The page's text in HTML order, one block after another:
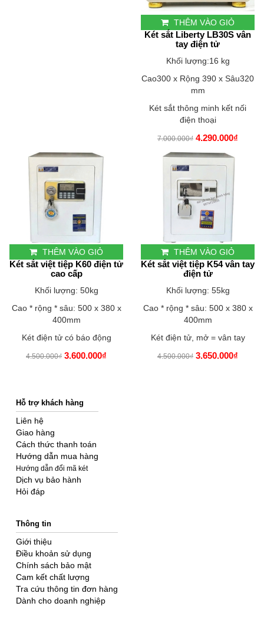
THÊM VÀO GIỎ
Két sắt Liberty LB30S vân
tay điện tử
Khối lượng:16 kg
Cao300 x Rộng 390 x Sâu320
mm
Két sắt thông minh kết nối
điện thoại
7.000.000₫ 4.290.000₫
THÊM VÀO GIỎ
Két sắt việt tiệp K60 điện tử
cao cấp
Khối lượng: 50kg
Cao * rộng * sâu: 500 x 380 x
400mm
Két điện tử có báo động
4.500.000₫ 3.600.000₫
THÊM VÀO GIỎ
Két sắt việt tiệp K54 vân tay
điện tử
Khối lượng: 55kg
Cao * rộng * sâu: 500 x 380 x
400mm
Két điện tử, mở = vân tay
4.500.000₫ 3.650.000₫
Hỗ trợ khách hàng
Liên hệ
Giao hàng
Cách thức thanh toán
Hướng dẫn mua hàng
Hướng dẫn đổi mã két
Dịch vụ bảo hành
Hỏi đáp
Thông tin
Giới thiệu
Điều khoản sử dụng
Chính sách bảo mật
Cam kết chất lượng
Tra cứu thông tin đơn hàng
Dành cho doanh nghiệp